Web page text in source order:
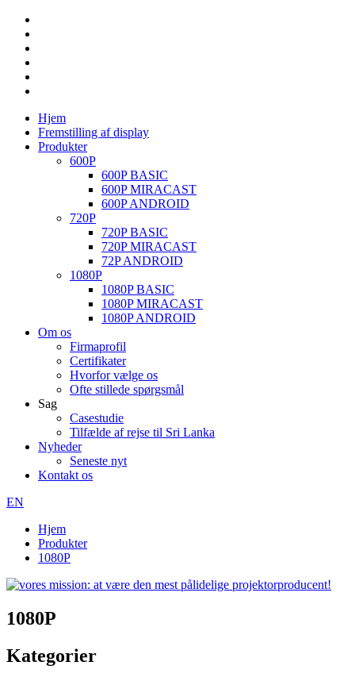
Hjem
Fremstilling af display
Produkter
600P
600P BASIC
600P MIRACAST
600P ANDROID
720P
720P BASIC
720P MIRACAST
72P ANDROID
1080P
1080P BASIC
1080P MIRACAST
1080P ANDROID
Om os
Firmaprofil
Certifikater
Hvorfor vælge os
Ofte stillede spørgsmål
Sag
Casestudie
Tilfælde af rejse til Sri Lanka
Nyheder
Seneste nyt
Kontakt os
EN
Hjem
Produkter
1080P
1080P
Kategorier